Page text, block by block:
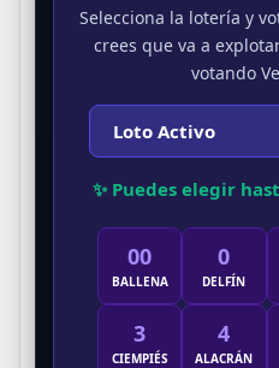
Selecciona la lotería y
crees que va a
votando
✨ Puedes elegir
00
BALLENA
0
DELFÍN
3
CIEMPIÉS
4
ALACRÁN